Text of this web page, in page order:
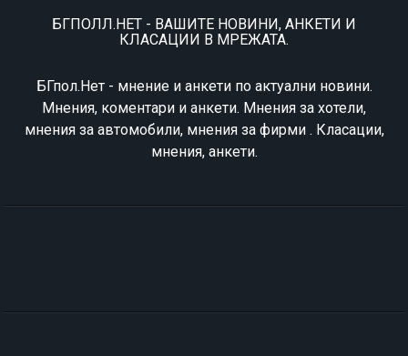
БГПОЛЛ.НЕТ - ВАШИТЕ НОВИНИ, АНКЕТИ И
КЛАСАЦИИ В МРЕЖАТА.
БГпол.Нет - мнение и анкети по актуални новини.
Мнения, коментари и анкети. Мнения за хотели,
мнения за автомобили, мнения за фирми . Класации,
мнения, анкети.